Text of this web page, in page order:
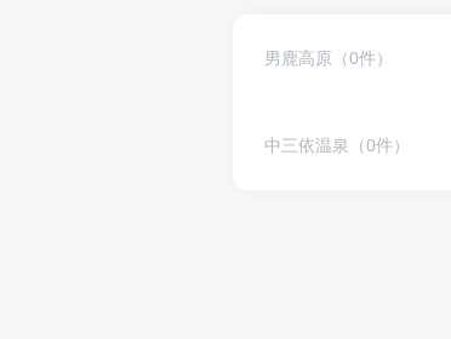
男鹿高原（0件）
中三依温泉（0件）